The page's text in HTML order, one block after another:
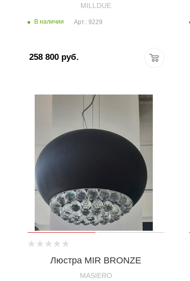
MILLDUE
В наличии Арт.: 9229
258 800 руб.
Люстра MIR BRONZE
MASIERO